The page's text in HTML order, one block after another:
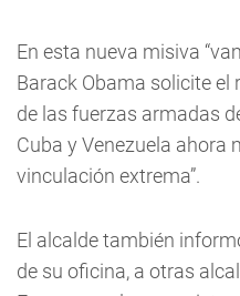
En esta nueva misiva
Barack Obama solicite
de las fuerzas armadas
Cuba y Venezuela ahora
vinculación extrema”.
El alcalde también
de su oficina, a otras